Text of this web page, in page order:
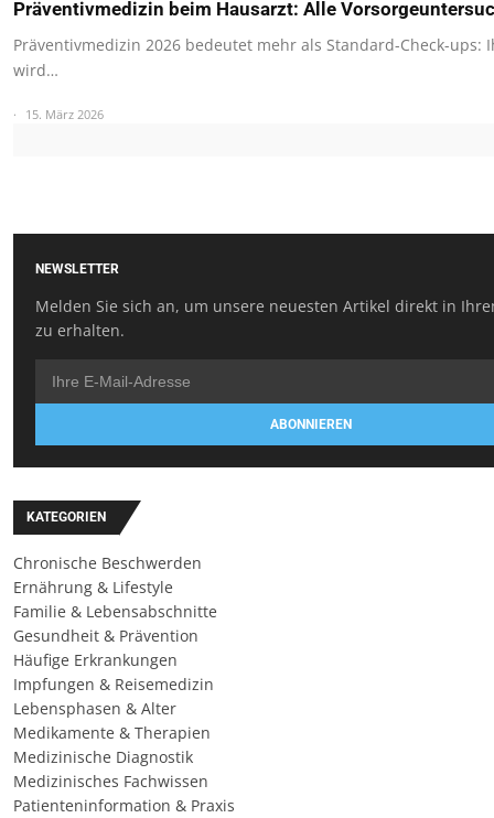
Präventivmedizin beim Hausarzt: Alle
Präventivmedizin 2026 bedeutet mehr als Standard-Check-ups:
wird…
15. März 2026
NEWSLETTER
Melden Sie sich an, um unsere neuesten Artikel direkt in
zu erhalten.
ABONNIEREN
KATEGORIEN
Chronische Beschwerden
Ernährung & Lifestyle
Familie & Lebensabschnitte
Gesundheit & Prävention
Häufige Erkrankungen
Impfungen & Reisemedizin
Lebensphasen & Alter
Medikamente & Therapien
Medizinische Diagnostik
Medizinisches Fachwissen
Patienteninformation & Praxis